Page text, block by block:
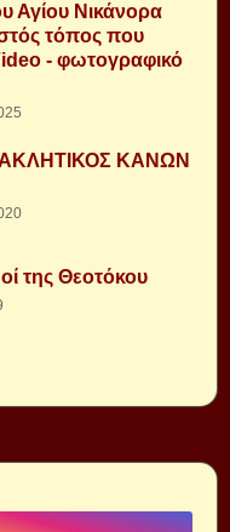
Αγίου Νικάνορα
τόπος που
- φωτογραφικό
ΚΑΝΩΝ
της Θεοτόκου